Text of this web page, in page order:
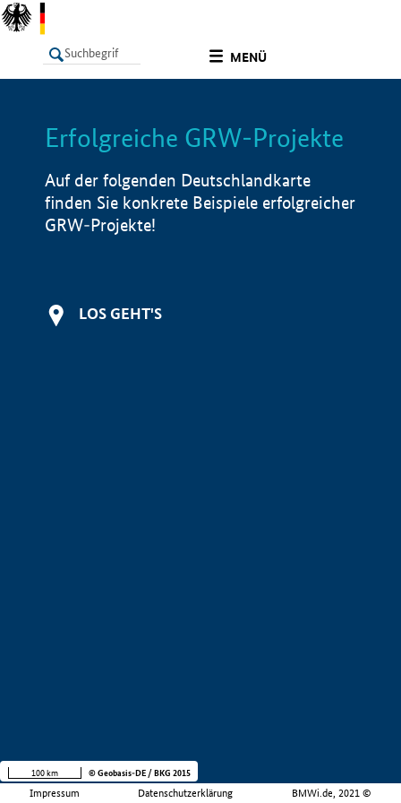
MENÜ
LISTE Info
Erfolgreiche GRW-Projekte
Auf der folgenden Deutschlandkarte
finden Sie konkrete Beispiele erfolgreicher
GRW-Projekte!
LOS GEHT'S
Impressum Datenschutzerklärung BMWi.de, 2021 ©
100 km © Geobasis-DE / BKG 2015